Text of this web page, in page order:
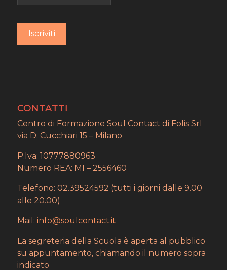
CONTATTI
Centro di Formazione Soul Contact di Folis Srl
via D. Cucchiari 15 – Milano
P.Iva: 10777880963
Numero REA: MI – 2556460
Telefono: 02.39524592 (tutti i giorni dalle 9.00
alle 20.00)
Mail: info@soulcontact.it
La segreteria della Scuola è aperta al pubblico
su appuntamento, chiamando il numero sopra
indicato